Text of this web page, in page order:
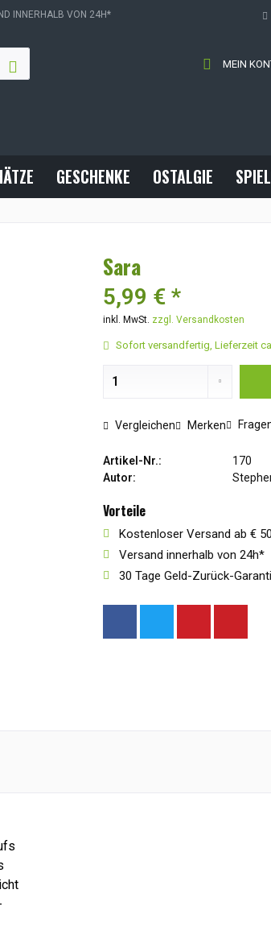
INNERHALB VON 24H*
MEIN
GESCHENKE OSTALGIE
Sara
5,99 € *
inkl. MwSt. zzgl. Versandkosten
Sofort versandfertig, Lieferzeit
Vergleichen Merken
Artikel-Nr.:
170
Autor:
Vorteile
Kostenloser Versand ab €
Versand innerhalb von 24h*
30 Tage Geld-Zurück-